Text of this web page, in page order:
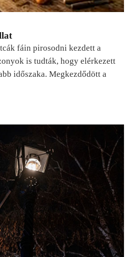
fáin pirosodni kezdett a
is tudták, hogy elérkezett
időszaka. Megkezdődött a